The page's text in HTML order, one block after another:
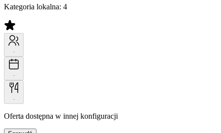
Kategoria lokalna: 4
-
-
-
Oferta dostępna w innej konfiguracji